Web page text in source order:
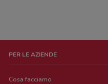
PER LE AZIENDE
Cosa facciamo